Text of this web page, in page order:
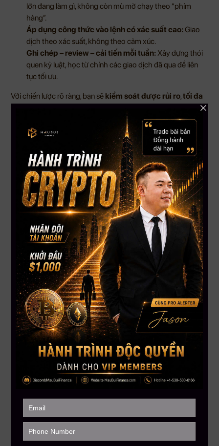
lớn đang làm gì, không còn mù mờ chạy theo “phím
hàng”.
Áp dụng công thức vào lệnh có xác suất cao: Giao
dịch theo xác suất, không theo cảm xúc.
Ghi chép – review – cải tiến mỗi tuần:Xây dựng thói
quen kỷ luật, học từ chính các giao dịch đã qua để liên
tục tối ưu.
Với chiến lược rõ ràng, bạn sẽ kiểm soát được rủi ro,tối đa
– thứ quyết định sự sống còn của trader trên thị trường.
Không Có Chiến Lược = Không Có Tương Lai Trong Trading
Trading là một nghề, không phải trò may rủi.Và cũng như
bất kỳ nghề nào, muốn giỏi – bạn phải có phương pháp, có
chiến lược và người dẫn đường.
Nếu bạn đang cảm thấy hoang mang, thua lỗ liên tiếp hoặc
đơn giản là chưa bao giờ có một chiến lược đúng nghĩa, đừng
để tài khoản của bạn tiếp tục trở thành “phí học ngu” trên thị
trường nữa.
Gọi ngay +1 866-212-3389
để được tư vấn chính xác
về tình trạng hiện tại và khóa học tại
Mau Bui Finance
lột xác
như thế nào trong hành trình trading.
——————–
MAU BUI FINANCE – Với sứ mệnh giúp hàng triệu người Việt
toàn cầu hiểu biết hơn về đầu tư tài chánh
Hotline: +1 866-212-3389
MauBuiFinance.com
Tham gia Discord VIP Group:
https://go.maubuifinance.com/vip2
FOUNDER & CEO MAU BUI FINANCE
CEO MBF